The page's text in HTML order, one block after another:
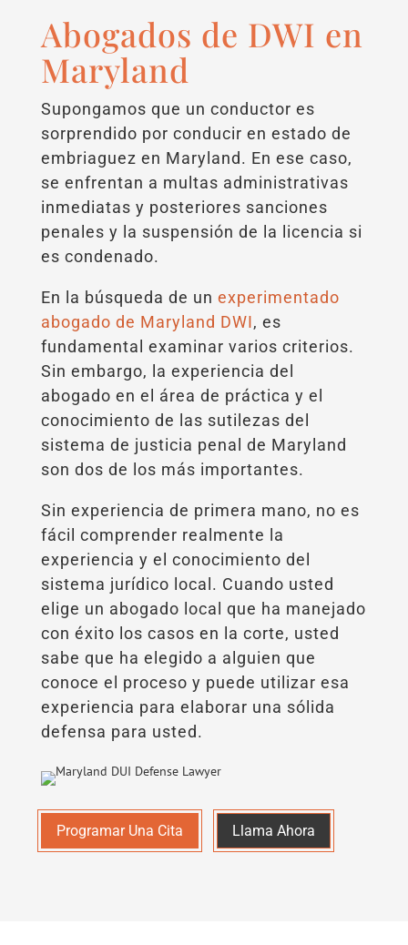
Abogados de DWI en
Maryland
Supongamos que un conductor es
sorprendido por conducir en estado de
embriaguez en Maryland. En ese caso,
se enfrentan a multas administrativas
inmediatas y posteriores sanciones
penales y la suspensión de la licencia si
es condenado.
En la búsqueda de un experimentado
abogado de Maryland DWI, es
fundamental examinar varios criterios.
Sin embargo, la experiencia del
abogado en el área de práctica y el
conocimiento de las sutilezas del
sistema de justicia penal de Maryland
son dos de los más importantes.
Sin experiencia de primera mano, no es
fácil comprender realmente la
experiencia y el conocimiento del
sistema jurídico local. Cuando usted
elige un abogado local que ha manejado
con éxito los casos en la corte, usted
sabe que ha elegido a alguien que
conoce el proceso y puede utilizar esa
experiencia para elaborar una sólida
defensa para usted.
Programar Una Cita Llama Ahora